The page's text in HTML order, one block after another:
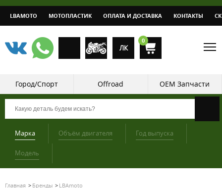
LBAMOTO МОТОПЛАСТИК ОПЛАТА И ДОСТАВКА КОНТАКТЫ
ЛК
0
Город/Спорт Offroad OEM Запчасти
Марка Объём двигателя Год выпуска
Модель
Главная Бренды LBAmoto